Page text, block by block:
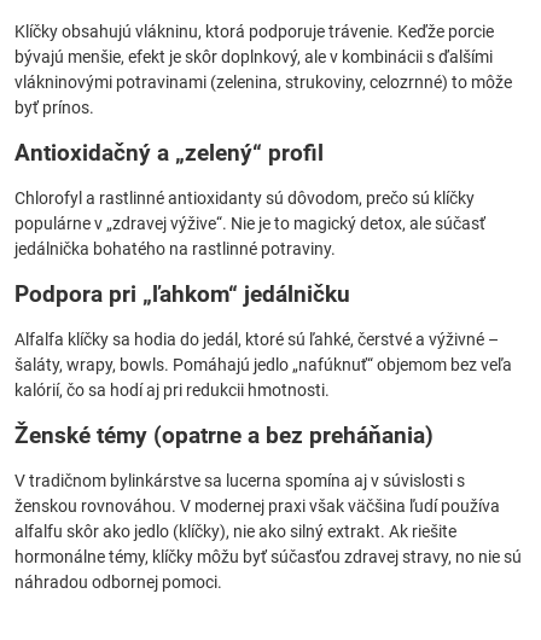
Klíčky obsahujú vlákninu, ktorá podporuje trávenie. Keďže porcie
bývajú menšie, efekt je skôr doplnkový, ale v kombinácii s ďalšími
vlákninovými potravinami (zelenina, strukoviny, celozrnné) to môže
byť prínos.
Antioxidačný a „zelený“ profil
Chlorofyl a rastlinné antioxidanty sú dôvodom, prečo sú klíčky
populárne v „zdravej výžive“. Nie je to magický detox, ale súčasť
jedálnička bohatého na rastlinné potraviny.
Podpora pri „ľahkom“ jedálničku
Alfalfa klíčky sa hodia do jedál, ktoré sú ľahké, čerstvé a výživné –
šaláty, wrapy, bowls. Pomáhajú jedlo „nafúknuť“ objemom bez veľa
kalórií, čo sa hodí aj pri redukcii hmotnosti.
Ženské témy (opatrne a bez preháňania)
V tradičnom bylinkárstve sa lucerna spomína aj v súvislosti s
ženskou rovnováhou. V modernej praxi však väčšina ľudí používa
alfalfu skôr ako jedlo (klíčky), nie ako silný extrakt. Ak riešite
hormonálne témy, klíčky môžu byť súčasťou zdravej stravy, no nie sú
náhradou odbornej pomoci.